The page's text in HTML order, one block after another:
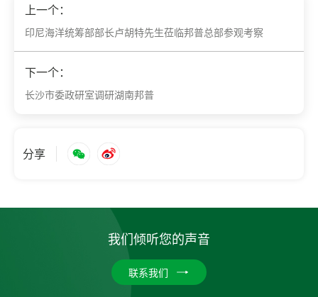
上一个：
印尼海洋统筹部部长卢胡特先生莅临邦普总部参观考察
下一个：
长沙市委政研室调研湖南邦普
分享
我们倾听您的声音
联系我们